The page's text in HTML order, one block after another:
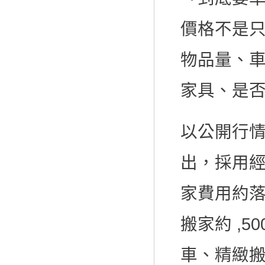
價格不是
物品量、
家具、是
以公開行
出，採用
家費用約
搬家約
車、精緻